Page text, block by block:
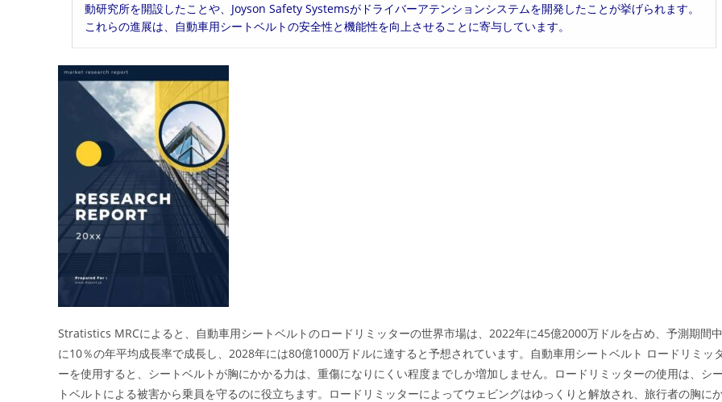
動研究所を開設したことや、Joyson Safety Systemsがドライバーアテンションシステムを開発したことが挙げられます。
これらの進展は、自動車用シートベルトの安全性と機能性を向上させることに寄与しています。
Stratistics MRCによると、自動車用シートベルトのロードリミッターの世界市場は、2022年に45億2000万ドルを占め、予測期間中
に10％の年平均成長率で成長し、2028年には80億1000万ドルに達すると予想されています。自動車用シートベルト ロードリミッ
ーを使用すると、シートベルトが胸にかかる力は、重傷になりにくい程度までしか増加しません。ロードリミッターの使用は、シー
トベルトによる被害から乗員を守るのに役立ちます。ロードリミッターによってウェビングはゆっくりと解放され、旅行者の胸に